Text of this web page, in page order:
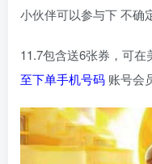
小伙伴可以参与下 不确
11.7包含送6张券，可
至下单手机号码 账号会